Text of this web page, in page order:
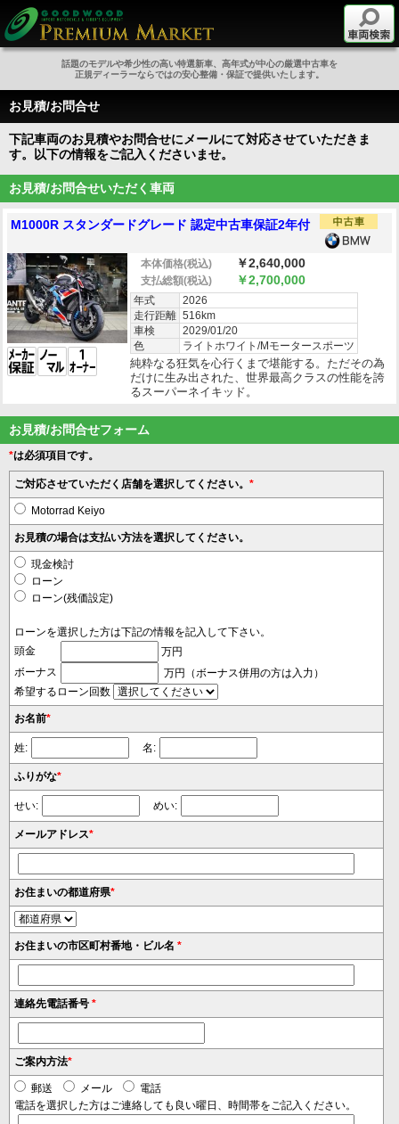
話題のモデルや希少性の高い特選新車、高年式が中心の厳選中古車を
正規ディーラーならではの安心整備・保証で提供いたします。
お見積/お問合せ
下記車両のお見積やお問合せにメールにて対応させていただきま
す。以下の情報をご記入くださいませ。
お見積/お問合せいただく車両
M1000R スタンダードグレード 認定中古車保証2年付
本体価格(税込) ￥2,640,000
支払総額(税込) ￥2,700,000
年式
2026
走行距離 516km
車検
2029/01/20
色
ライトホワイト/Mモータースポーツ
純粋なる狂気を心行くまで堪能する。ただその為
だけに生み出された、世界最高クラスの性能を誇
るスーパーネイキッド。
お見積/お問合せフォーム
*は必須項目です。
ご対応させていただく店舗を選択してください。 *
Motorrad Keiyo
お見積の場合は支払い方法を選択してください。
現金検討
ローン
ローン(残価設定)
ローンを選択した方は下記の情報を記入して下さい。
頭金
万円
ボーナス
万円（ボーナス併用の方は入力）
希望するローン回数
お名前*
姓: 名:
ふりがな*
せい: めい:
メールアドレス*
お住まいの都道府県*
お住まいの市区町村番地・ビル名 *
連絡先電話番号 *
ご案内方法*
郵送 メール
電話
電話を選択した方はご連絡しても良い曜日、時間帯をご記入ください。